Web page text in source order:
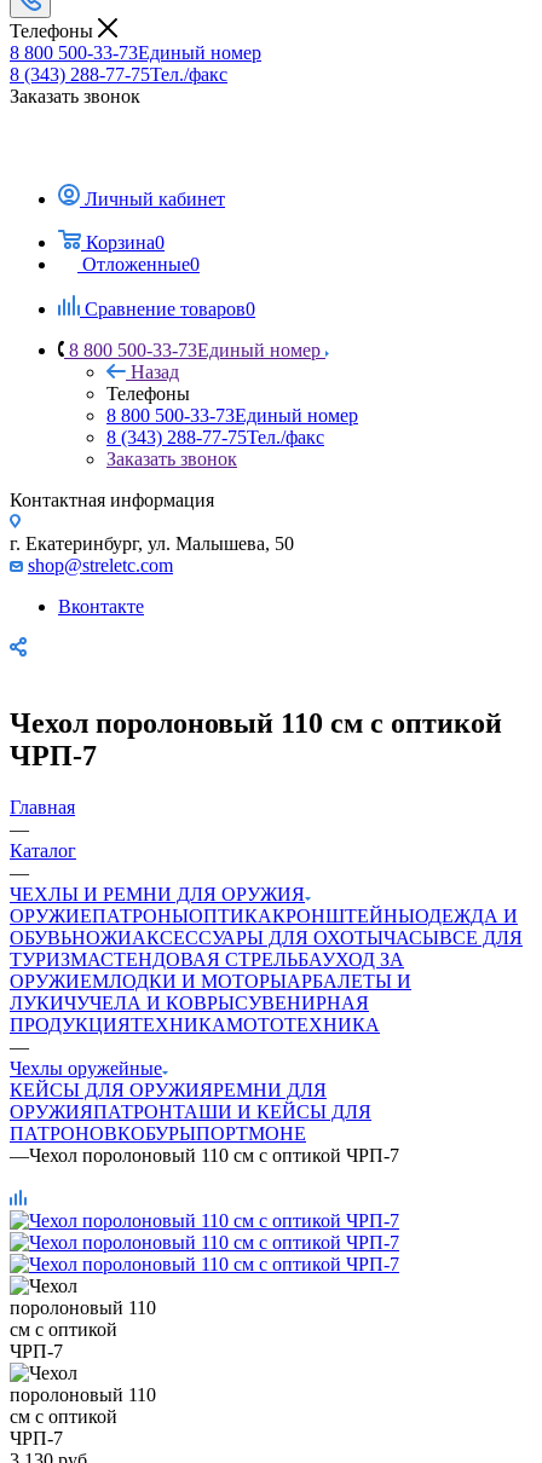
Телефоны
8 800 500-33-73Единый номер
8 (343) 288-77-75Тел./факс
Заказать звонок
Личный кабинет
Корзина0
Отложенные0
Сравнение товаров0
8 800 500-33-73Единый номер
Назад
Телефоны
8 800 500-33-73Единый номер
8 (343) 288-77-75Тел./факс
Заказать звонок
Контактная информация
г. Екатеринбург, ул. Малышева, 50
shop@streletc.com
Вконтакте
Чехол поролоновый 110 см с оптикой
ЧРП-7
Главная
—
Каталог
—
ЧЕХЛЫ И РЕМНИ ДЛЯ ОРУЖИЯ
ОРУЖИЕПАТРОНЫОПТИКАКРОНШТЕЙНЫОДЕЖДА И
ОБУВЬНОЖИАКСЕССУАРЫ ДЛЯ ОХОТЫЧАСЫВСЕ ДЛЯ
ТУРИЗМАСТЕНДОВАЯ СТРЕЛЬБАУХОД ЗА
ОРУЖИЕМЛОДКИ И МОТОРЫАРБАЛЕТЫ И
ЛУКИЧУЧЕЛА И КОВРЫСУВЕНИРНАЯ
ПРОДУКЦИЯТЕХНИКАМОТОТЕХНИКА
—
Чехлы оружейные
КЕЙСЫ ДЛЯ ОРУЖИЯРЕМНИ ДЛЯ
ОРУЖИЯПАТРОНТАШИ И КЕЙСЫ ДЛЯ
ПАТРОНОВКОБУРЫПОРТМОНЕ
—Чехол поролоновый 110 см с оптикой ЧРП-7